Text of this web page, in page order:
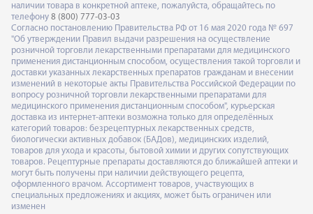
наличии товара в конкретной аптеке, пожалуйста, обращайтесь по
телефону 8 (800) 777-03-03
Согласно постановлению Правительства РФ от 16 мая 2020 года № 697
"Об утверждении Правил выдачи разрешения на осуществление
розничной торговли лекарственными препаратами для медицинского
применения дистанционным способом, осуществления такой торговли и
доставки указанных лекарственных препаратов гражданам и внесении
изменений в некоторые акты Правительства Российской Федерации по
вопросу розничной торговли лекарственными препаратами для
медицинского применения дистанционным способом", курьерская
доставка из интернет-аптеки возможна только для определённых
категорий товаров: безрецептурных лекарственных средств,
биологически активных добавок (БАДов), медицинских изделий,
товаров для ухода и красоты, бытовой химии и других сопутствующих
товаров. Рецептурные препараты доставляются до ближайшей аптеки и
могут быть получены при наличии действующего рецепта,
оформленного врачом. Ассортимент товаров, участвующих в
специальных предложениях и акциях, может быть ограничен или
изменен